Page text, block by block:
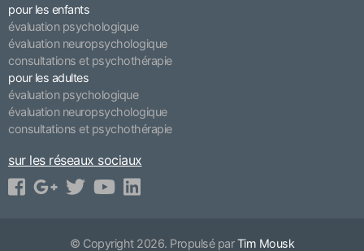
pour les enfants
évaluation psychologique
évaluation neuropsychologique
consultations et psychothérapie
pour les adultes
évaluation psychologique
évaluation neuropsychologique
consultations et psychothérapie
sur les réseaux sociaux
© Copyright 2026. Propulsé parTim Mousk